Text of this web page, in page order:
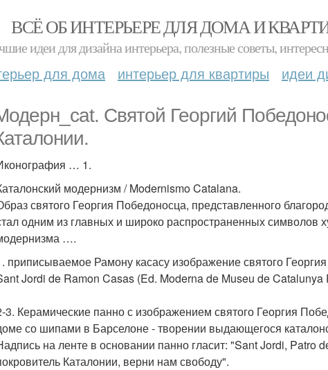
ВСЁ ОБ ИНТЕРЬЕРЕ ДЛЯ ДОМА И
идеи для дизайна интерьера, полезные советы,
для дома интерьер для квартиры идеи
Святой Георгий
… 1.
модернизм / Modernismo Catalana.
святого Георгия Победоносца, представленного
одним из главных и широко распространенных символов
….
приписываемое Рамону касасу изображение святого
Jordi de Ramon Casas (Ed. Moderna de Museu de Catalunya
3. Керамические панно с изображением святого Георгия
со шипами в Барселоне - творении выдающегося
на ленте в основании панно гласит: "Sant Jordi, Patro
Каталонии, верни нам свободу".